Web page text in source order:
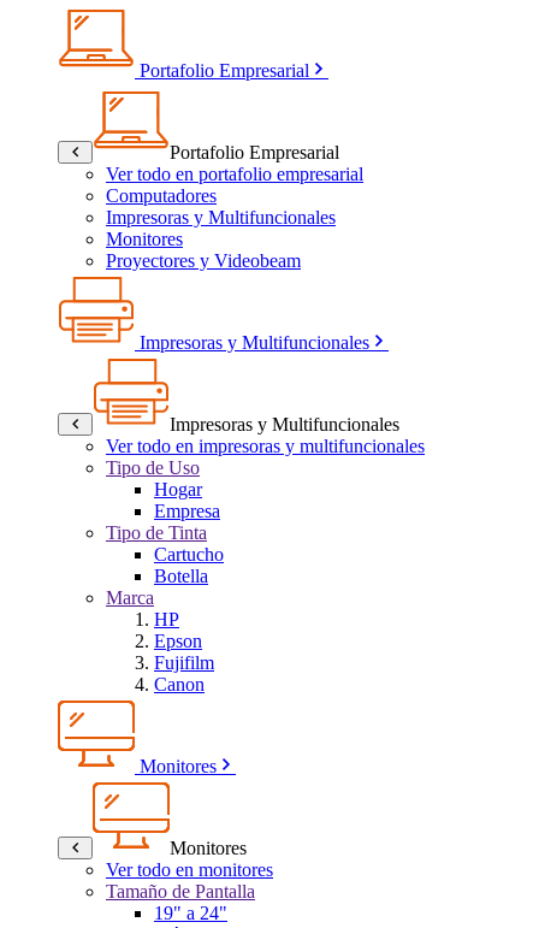
Portafolio Empresarial
Portafolio Empresarial
Ver todo en portafolio empresarial
Computadores
Impresoras y Multifuncionales
Monitores
Proyectores y Videobeam
Impresoras y Multifuncionales
Impresoras y Multifuncionales
Ver todo en impresoras y multifuncionales
Tipo de Uso
Hogar
Empresa
Tipo de Tinta
Cartucho
Botella
Marca
HP
Epson
Fujifilm
Canon
Monitores
Monitores
Ver todo en monitores
Tamaño de Pantalla
19" a 24"